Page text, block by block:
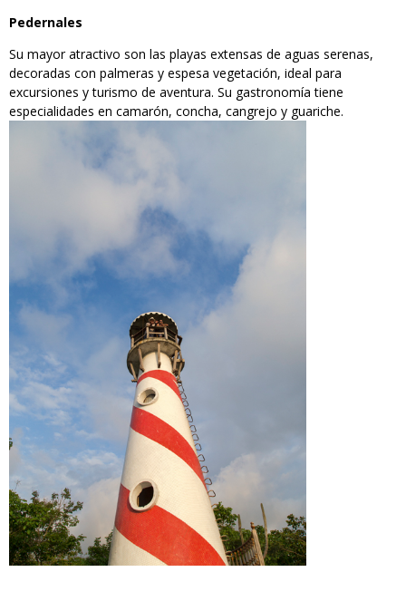
Pedernales
Su mayor atractivo son las playas extensas de aguas serenas,
decoradas con palmeras y espesa vegetación, ideal para
excursiones y turismo de aventura. Su gastronomía tiene
especialidades en camarón, concha, cangrejo y guariche.